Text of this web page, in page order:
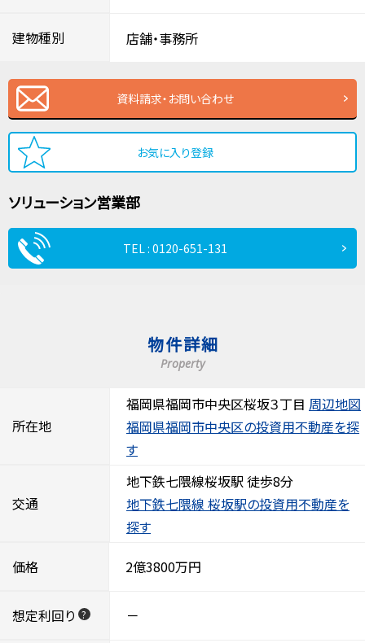
建物種別 店舗・事務所
資料請求・お問い合わせ
お気に入り登録
ソリューション営業部
TEL : 0120-651-131
物件詳細
Property
所在地
福岡県福岡市中央区桜坂３丁目 周辺地図
福岡県福岡市中央区の投資用不動産を探
す
交通
地下鉄七隈線桜坂駅 徒歩8分
地下鉄七隈線 桜坂駅の投資用不動産を
探す
価格 2億3800万円
想定利回り ? －